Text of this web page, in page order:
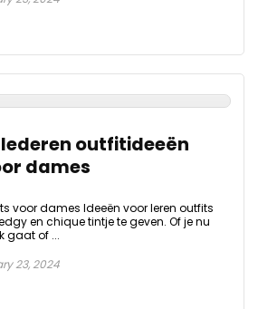
lederen outfitideeën
dames
voor dames Ideeën voor leren outfits
en chique tintje te geven. Of je nu
gaat of ...
23, 2024